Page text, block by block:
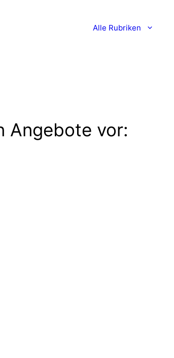
Alle Rubriken
Angebote vor: